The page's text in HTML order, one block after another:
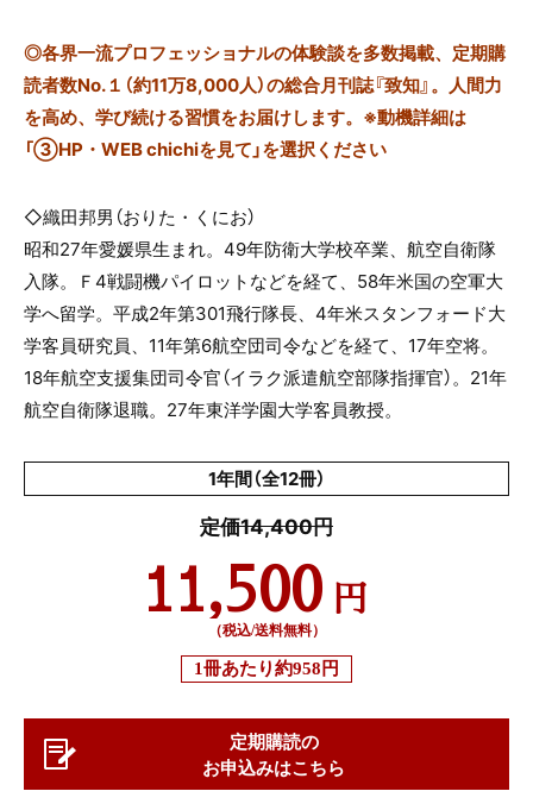
◎各界一流プロフェッショナルの体験談を多数掲載、定期購
読者数No.１（約11万8,000人）の総合月刊誌『致知』。人間力
を高め、学び続ける習慣をお届けします。※動機詳細は
「③HP・WEB chichiを見て」を選択ください
◇織田邦男（おりた・くにお）
昭和27年愛媛県生まれ。49年防衛大学校卒業、航空自衛隊
入隊。Ｆ4戦闘機パイロットなどを経て、58年米国の空軍大
学へ留学。平成2年第301飛行隊長、4年米スタンフォード大
学客員研究員、11年第6航空団司令などを経て、17年空将。
18年航空支援集団司令官（イラク派遣航空部隊指揮官）。21年
航空自衛隊退職。27年東洋学園大学客員教授。
1年間（全12冊）
定価14,400円
11,500 円
（税込/送料無料）
1冊あたり約958円
定期購読の
お申込みはこちら